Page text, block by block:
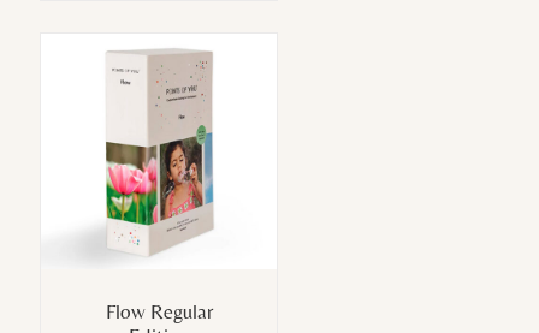
Flow Regular